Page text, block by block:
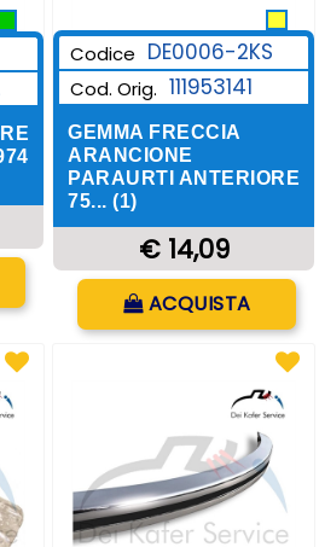
Codice DE0006-2KS
Cod. Orig. 111953141
GEMMA FRECCIA
ARANCIONE
PARAURTI ANTERIORE
75... (1)
€ 14,09
Quantità
ACQUISTA